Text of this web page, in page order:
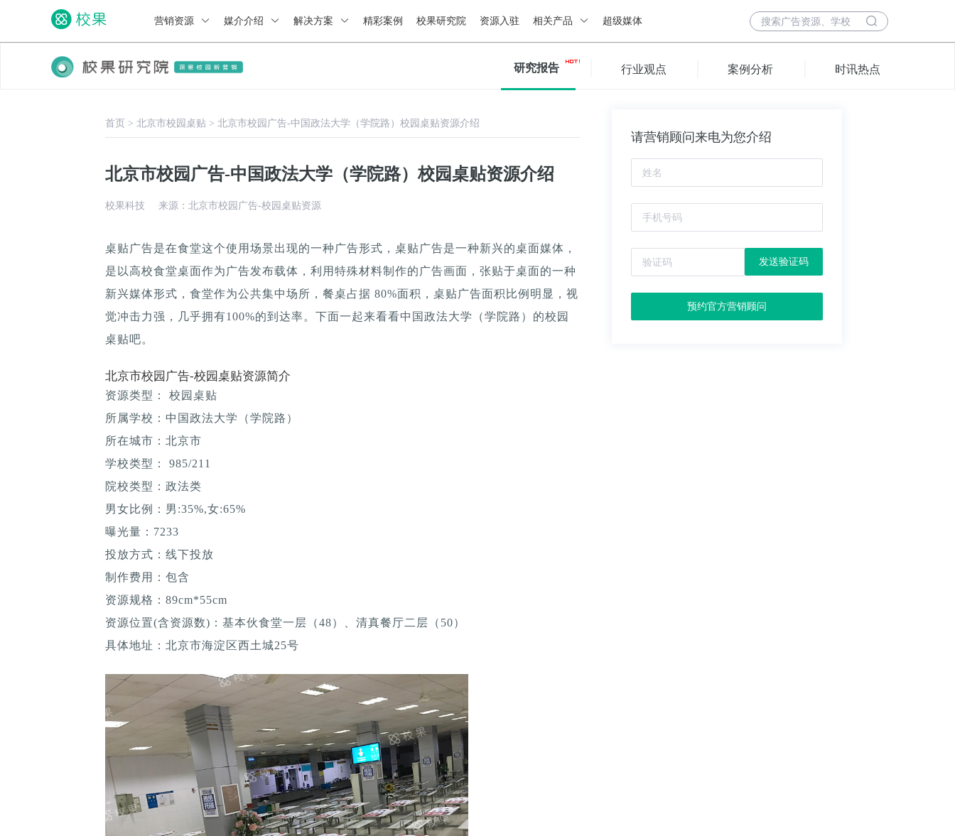
营销资源 媒介介绍 解决方案 精彩案例 校果研究院 资源入驻 相关产品 超级媒体
研究报告 行业观点 案例分析 时讯热点
首页 > 北京市校园桌贴 > 北京市校园广告-中国政法大学（学院路）校园桌贴资源介绍
北京市校园广告-中国政法大学（学院路）校园桌贴资源介绍
校果科技 来源：北京市校园广告-校园桌贴资源
桌贴广告是在食堂这个使用场景出现的一种广告形式，桌贴广告是一种新兴的桌面媒体，
是以高校食堂桌面作为广告发布载体，利用特殊材料制作的广告画面，张贴于桌面的一种
新兴媒体形式，食堂作为公共集中场所，餐桌占据 80%面积，桌贴广告面积比例明显，视
觉冲击力强，几乎拥有100%的到达率。下面一起来看看中国政法大学（学院路）的校园
桌贴吧。
北京市校园广告-校园桌贴资源简介
资源类型： 校园桌贴
所属学校：中国政法大学（学院路）
所在城市：北京市
学校类型： 985/211
院校类型：政法类
男女比例：男:35%,女:65%
曝光量：7233
投放方式：线下投放
制作费用：包含
资源规格：89cm*55cm
资源位置(含资源数)：基本伙食堂一层（48）、清真餐厅二层（50）
具体地址：北京市海淀区西土城25号
请营销顾问来电为您介绍
发送验证码
预约官方营销顾问